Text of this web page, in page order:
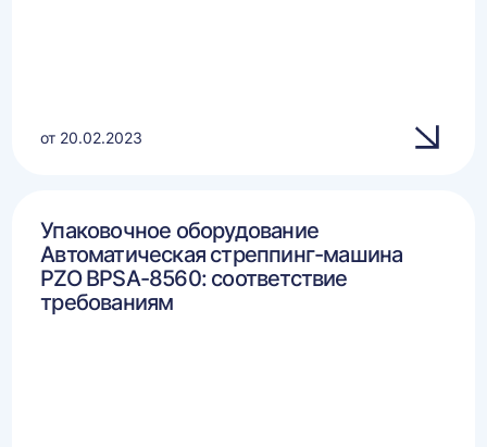
от 20.02.2023
Упаковочное оборудование
Автоматическая стреппинг-машина
PZO BPSA-8560: соответствие
требованиям